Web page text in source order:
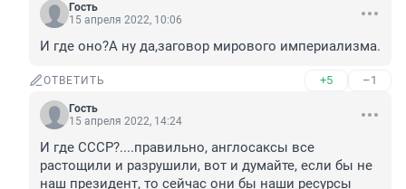
Гость
15 апреля 2022, 10:06
И где оно?А ну да,заговор мирового империализма.
ОТВЕТИТЬ +5 –1
Гость
15 апреля 2022, 14:24
И где СССР?....правильно, англосаксы все
растощили и разрушили, вот и думайте, если бы не
наш президент, то сейчас они бы наши ресурсы